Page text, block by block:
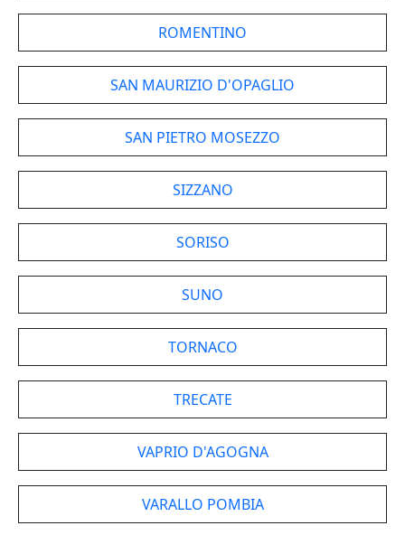
ROMENTINO
SAN MAURIZIO D'OPAGLIO
SAN PIETRO MOSEZZO
SIZZANO
SORISO
SUNO
TORNACO
TRECATE
VAPRIO D'AGOGNA
VARALLO POMBIA